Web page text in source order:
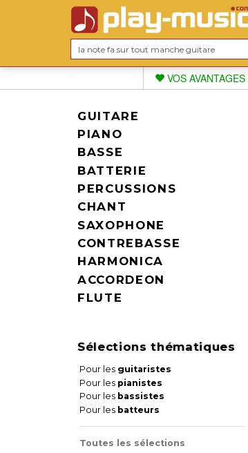
VOS AVANTAGES
GUITARE
PIANO
BASSE
BATTERIE
PERCUSSIONS
CHANT
SAXOPHONE
CONTREBASSE
HARMONICA
ACCORDEON
FLUTE
Sélections thématiques
Pour les guitaristes
Pour les pianistes
Pour les bassistes
Pour les batteurs
Toutes les sélections